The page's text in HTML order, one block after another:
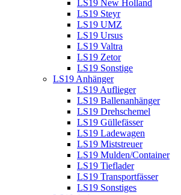
LS19 New Holland
LS19 Steyr
LS19 UMZ
LS19 Ursus
LS19 Valtra
LS19 Zetor
LS19 Sonstige
LS19 Anhänger
LS19 Auflieger
LS19 Ballenanhänger
LS19 Drehschemel
LS19 Güllefässer
LS19 Ladewagen
LS19 Miststreuer
LS19 Mulden/Container
LS19 Tieflader
LS19 Transportfässer
LS19 Sonstiges